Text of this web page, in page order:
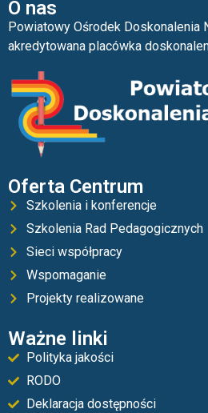
O nas
Powiatowy Ośrodek Doskonalenia
akredytowana placówka
Oferta Centrum
Szkolenia i konferencje
Szkolenia Rad Pedagogicznych
Sieci współpracy
Wspomaganie
Projekty realizowane
Ważne linki
Polityka jakości
RODO
Deklaracja dostępności